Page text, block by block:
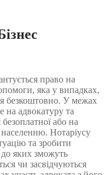
право на
яка у випадках,
безкоштовно. У межах
на адвокатуру та
або на
Нотаріусу
та зробити
яких зможуть
чи засвідчуються